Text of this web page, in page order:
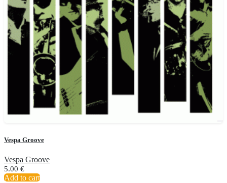
Vespa Groove
Vespa Groove
5.00 €
Add to cart